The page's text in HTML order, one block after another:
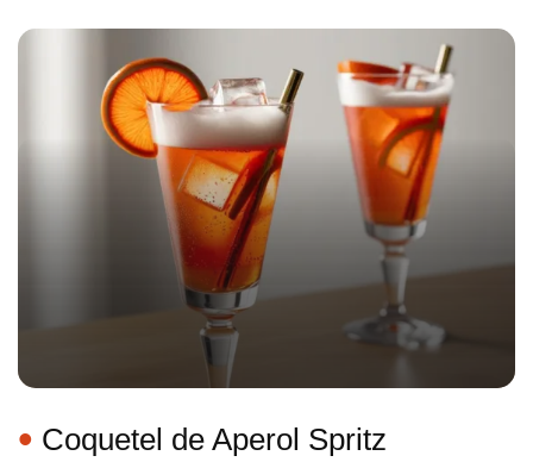
Coquetel de Aperol Spritz